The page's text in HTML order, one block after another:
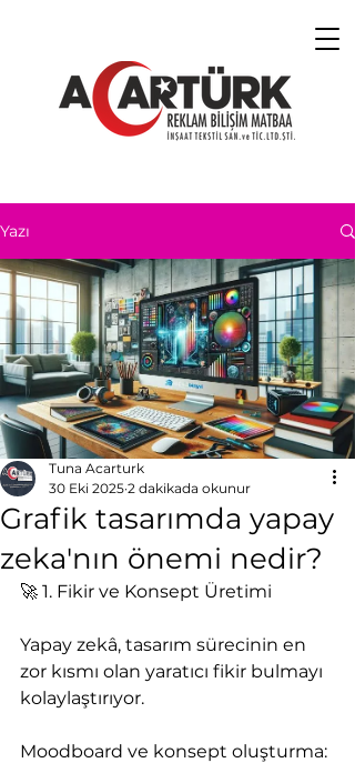
Yazı
Grafik tasarımda yapay
zeka'nın önemi nedir?
Tuna Acarturk
30 Eki 2025 2 dakikada okunur
🚀 1. Fikir ve Konsept Üretimi
Yapay zekâ, tasarım sürecinin en
zor kısmı olan yaratıcı fikir bulmayı
kolaylaştırıyor.
Moodboard ve konsept oluşturma: